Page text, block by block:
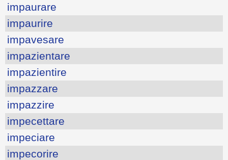
impaurare
impaurire
impavesare
impazientare
impazientire
impazzare
impazzire
impecettare
impeciare
impecorire